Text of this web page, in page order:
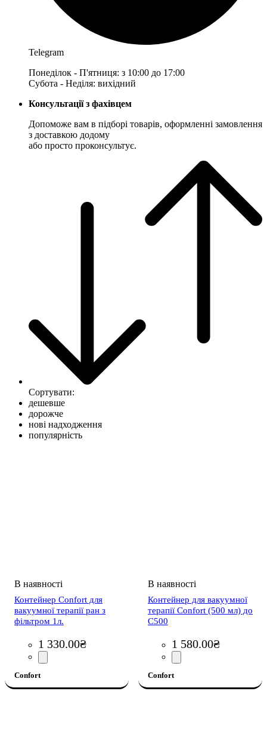
Telegram
Понеділок - П'ятниця: з 10:00 до 17:00
Субота - Неділя: вихідний
Консультації з фахівцем
Допоможе вам в підборі товарів, оформленні замовлення
з доставкою додому
або просто проконсультує.
Сортувати:
дешевше
дорожче
нові надходження
популярність
Контейнер Confort для
вакуумної терапії ран з
фільтром 1л.
1 330.00₴
Confort
Контейнер для вакуумної
терапії Confort (500 мл) до
С500
1 580.00₴
Confort